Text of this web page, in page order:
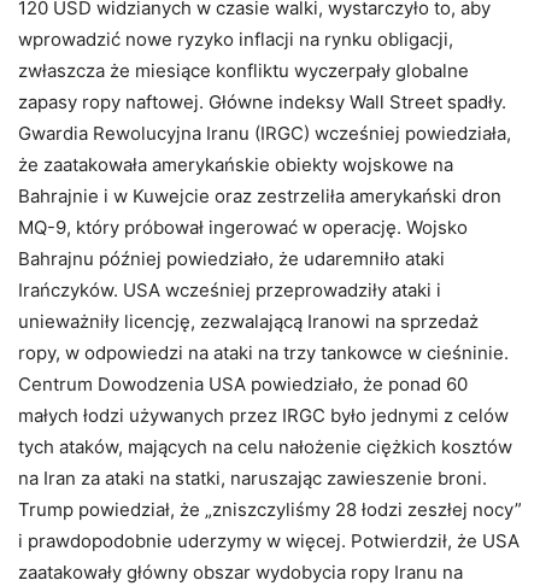
120 USD widzianych w czasie walki, wystarczyło to, aby
wprowadzić nowe ryzyko inflacji na rynku obligacji,
zwłaszcza że miesiące konfliktu wyczerpały globalne
zapasy ropy naftowej. Główne indeksy Wall Street spadły.
Gwardia Rewolucyjna Iranu (IRGC) wcześniej powiedziała,
że zaatakowała amerykańskie obiekty wojskowe na
Bahrajnie i w Kuwejcie oraz zestrzeliła amerykański dron
MQ-9, który próbował ingerować w operację. Wojsko
Bahrajnu później powiedziało, że udaremniło ataki
Irańczyków. USA wcześniej przeprowadziły ataki i
unieważniły licencję, zezwalającą Iranowi na sprzedaż
ropy, w odpowiedzi na ataki na trzy tankowce w cieśninie.
Centrum Dowodzenia USA powiedziało, że ponad 60
małych łodzi używanych przez IRGC było jednymi z celów
tych ataków, mających na celu nałożenie ciężkich kosztów
na Iran za ataki na statki, naruszając zawieszenie broni.
Trump powiedział, że „zniszczyliśmy 28 łodzi zeszłej nocy”
i prawdopodobnie uderzymy w więcej. Potwierdził, że USA
zaatakowały główny obszar wydobycia ropy Iranu na